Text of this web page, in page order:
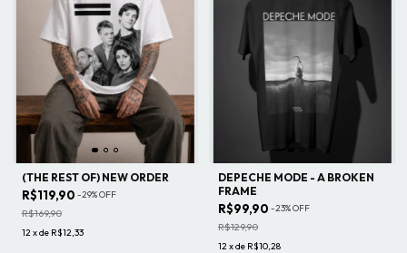
(THE REST OF) NEW ORDER
R$119,90 -29%OFF
R$169,90
12xde R$12,33
DEPECHE MODE - A BROKEN
FRAME
R$99,90 -23%OFF
R$129,90
12xde R$10,28